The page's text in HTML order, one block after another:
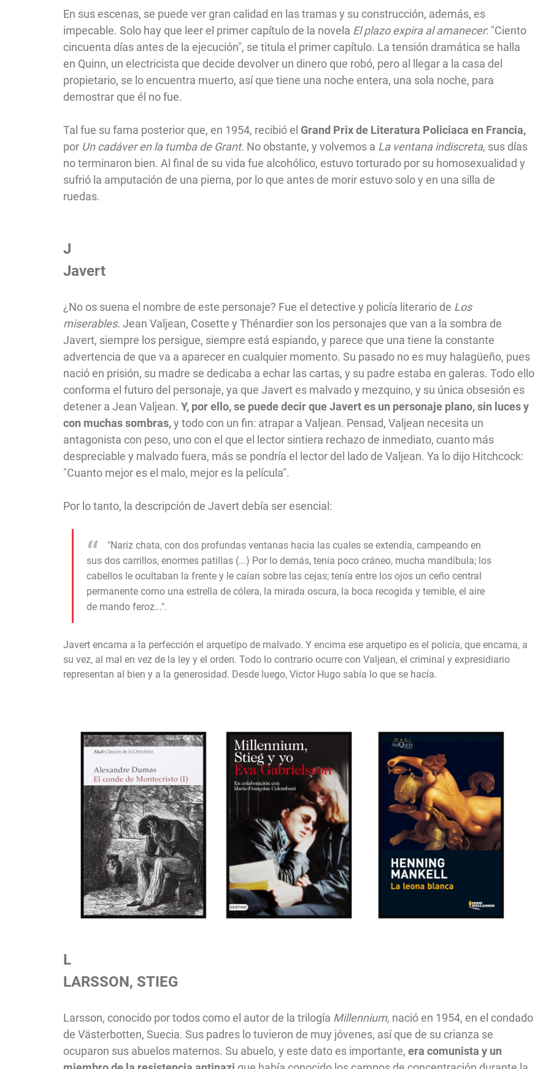
En sus escenas, se puede ver gran calidad en las tramas y su construcción, además, es
impecable. Solo hay que leer el primer capítulo de la novela El plazo expira al amanecer: "Ciento
cincuenta días antes de la ejecución", se titula el primer capítulo. La tensión dramática se halla
en Quinn, un electricista que decide devolver un dinero que robó, pero al llegar a la casa del
propietario, se lo encuentra muerto, así que tiene una noche entera, una sola noche, para
demostrar que él no fue.
Tal fue su fama posterior que, en 1954, recibió el Grand Prix de Literatura Policiaca en Francia,
por Un cadáver en la tumba de Grant. No obstante, y volvemos a La ventana indiscreta, sus días
no terminaron bien. Al final de su vida fue alcohólico, estuvo torturado por su homosexualidad y
sufrió la amputación de una pierna, por lo que antes de morir estuvo solo y en una silla de
ruedas.
J
Javert
¿No os suena el nombre de este personaje? Fue el detective y policía literario de Los
miserables. Jean Valjean, Cosette y Thénardier son los personajes que van a la sombra de
Javert, siempre los persigue, siempre está espiando, y parece que una tiene la constante
advertencia de que va a aparecer en cualquier momento. Su pasado no es muy halagüeño, pues
nació en prisión, su madre se dedicaba a echar las cartas, y su padre estaba en galeras. Todo ello
conforma el futuro del personaje, ya que Javert es malvado y mezquino, y su única obsesión es
detener a Jean Valjean. Y, por ello, se puede decir que Javert es un personaje plano, sin luces y
con muchas sombras,y todo con un fin: atrapar a Valjean. Pensad, Valjean necesita un
antagonista con peso, uno con el que el lector sintiera rechazo de inmediato, cuanto más
despreciable y malvado fuera, más se pondría el lector del lado de Valjean. Ya lo dijo Hitchcock:
"Cuanto mejor es el malo, mejor es la película".
Por lo tanto, la descripción de Javert debía ser esencial:
"Nariz chata, con dos profundas ventanas hacia las cuales se extendía, campeando en
sus dos carrillos, enormes patillas (...) Por lo demás, tenía poco cráneo, mucha mandíbula; los
cabellos le ocultaban la frente y le caían sobre las cejas; tenía entre los ojos un ceño central
permanente como una estrella de cólera, la mirada oscura, la boca recogida y temible, el aire
de mando feroz...".
Javert encarna a la perfección el arquetipo de malvado. Y encima ese arquetipo es el policía, que encarna, a
su vez, al mal en vez de la ley y el orden. Todo lo contrario ocurre con Valjean, el criminal y expresidiario
representan al bien y a la generosidad. Desde luego, Víctor Hugo sabía lo que se hacía.
L
LARSSON, STIEG
Larsson, conocido por todos como el autor de la trilogía Millennium, nació en 1954, en el condado
de Västerbotten, Suecia. Sus padres lo tuvieron de muy jóvenes, así que de su crianza se
ocuparon sus abuelos maternos. Su abuelo, y este dato es importante, era comunista y un